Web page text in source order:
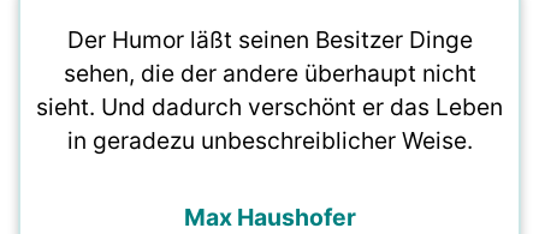
Der Humor läßt seinen Besitzer Dinge
sehen, die der andere überhaupt nicht
sieht. Und dadurch verschönt er das Leben
in geradezu unbeschreiblicher Weise.
Max Haushofer